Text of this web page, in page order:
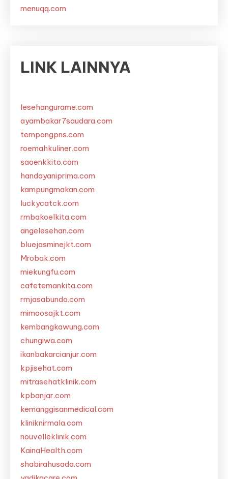
menuqq.com
LINK LAINNYA
lesehangurame.com
ayambakar7saudara.com
tempongpns.com
roemahkuliner.com
saoenkkito.com
handayaniprima.com
kampungmakan.com
luckycatck.com
rmbakoelkita.com
angelesehan.com
bluejasminejkt.com
Mrobak.com
miekungfu.com
cafetemankita.com
rmjasabundo.com
mimoosajkt.com
kembangkawung.com
chungiwa.com
ikanbakarcianjur.com
kpjisehat.com
mitrasehatklinik.com
kpbanjar.com
kemanggisanmedical.com
kliniknirmala.com
nouvelleklinik.com
KainaHealth.com
shabirahusada.com